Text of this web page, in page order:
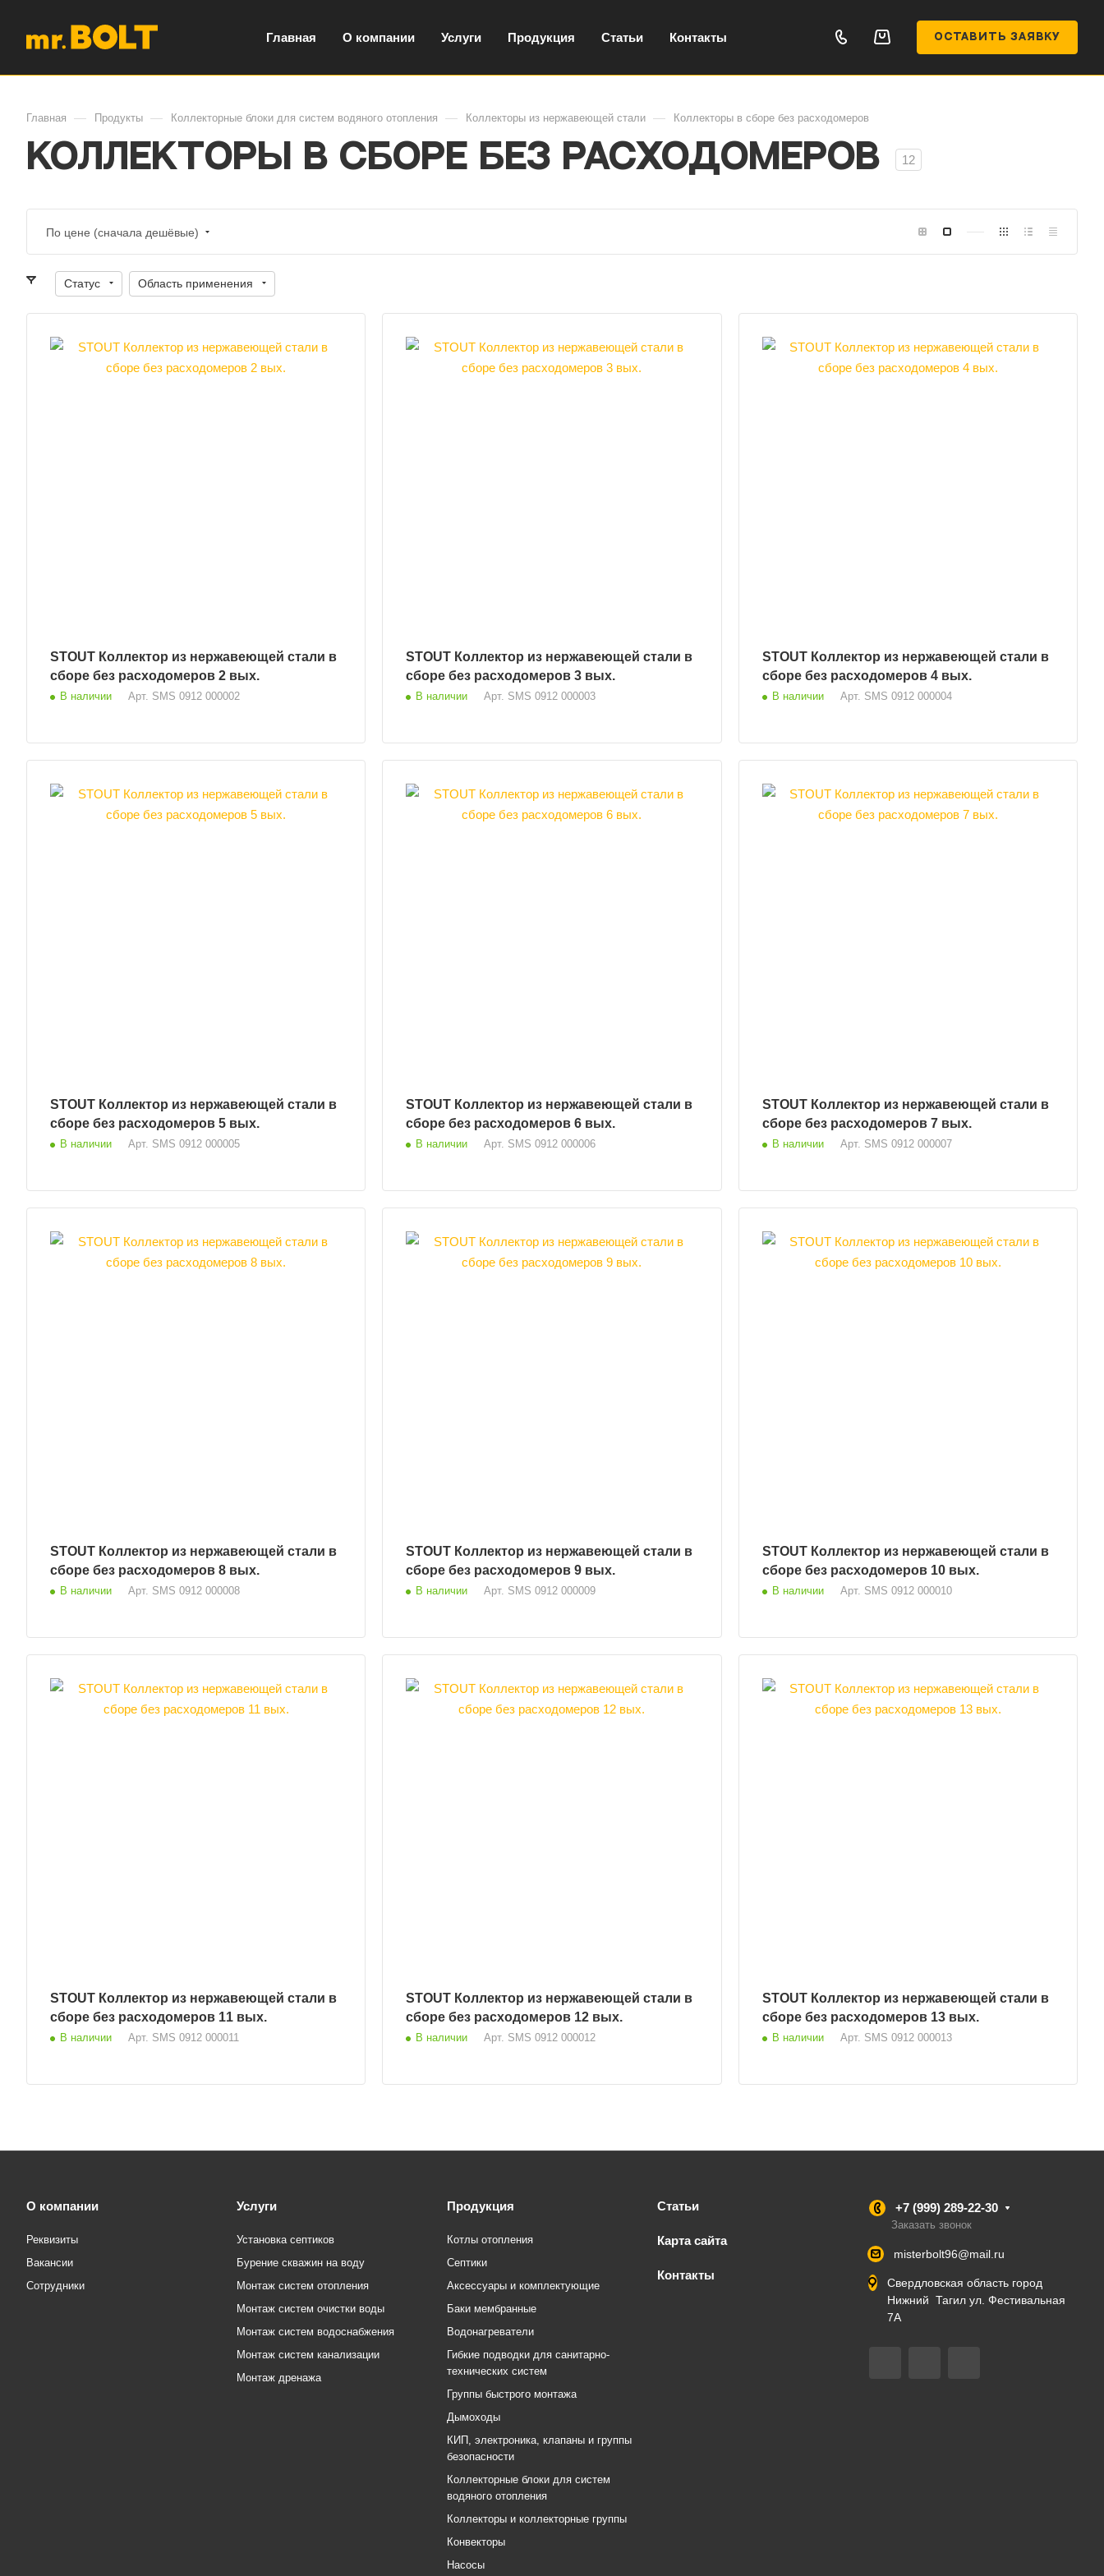
Главная О компании Услуги Продукция Статьи Контакты ОСТАВИТЬ ЗАЯВКУ
Главная — Продукты — Коллекторные блоки для систем водяного отопления — Коллекторы из нержавеющей стали — Коллекторы в сборе без расходомеров
Коллекторы в сборе без расходомеров 12
По цене (сначала дешёвые)
Статус Область применения
STOUT Коллектор из нержавеющей стали в
сборе без расходомеров 2 вых.
В наличии Арт. SMS 0912 000002
STOUT Коллектор из нержавеющей стали в
сборе без расходомеров 3 вых.
В наличии Арт. SMS 0912 000003
STOUT Коллектор из нержавеющей стали в
сборе без расходомеров 4 вых.
В наличии Арт. SMS 0912 000004
STOUT Коллектор из нержавеющей стали в
сборе без расходомеров 5 вых.
В наличии Арт. SMS 0912 000005
STOUT Коллектор из нержавеющей стали в
сборе без расходомеров 6 вых.
В наличии Арт. SMS 0912 000006
STOUT Коллектор из нержавеющей стали в
сборе без расходомеров 7 вых.
В наличии Арт. SMS 0912 000007
STOUT Коллектор из нержавеющей стали в
сборе без расходомеров 8 вых.
В наличии Арт. SMS 0912 000008
STOUT Коллектор из нержавеющей стали в
сборе без расходомеров 9 вых.
В наличии Арт. SMS 0912 000009
STOUT Коллектор из нержавеющей стали в
сборе без расходомеров 10 вых.
В наличии Арт. SMS 0912 000010
STOUT Коллектор из нержавеющей стали в
сборе без расходомеров 11 вых.
В наличии Арт. SMS 0912 000011
STOUT Коллектор из нержавеющей стали в
сборе без расходомеров 12 вых.
В наличии Арт. SMS 0912 000012
STOUT Коллектор из нержавеющей стали в
сборе без расходомеров 13 вых.
В наличии Арт. SMS 0912 000013
О компании
Реквизиты
Вакансии
Сотрудники
Услуги
Установка септиков
Бурение скважин на воду
Монтаж систем отопления
Монтаж систем очистки воды
Монтаж систем водоснабжения
Монтаж систем канализации
Монтаж дренажа
Продукция
Котлы отопления
Септики
Аксессуары и комплектующие
Баки мембранные
Водонагреватели
Гибкие подводки для санитарно-
технических систем
Группы быстрого монтажа
Дымоходы
КИП, электроника, клапаны и группы
безопасности
Коллекторные блоки для систем
водяного отопления
Коллекторы и коллекторные группы
Конвекторы
Насосы
Статьи
Карта сайта
Контакты
+7 (999) 289-22-30
Заказать звонок
misterbolt96@mail.ru
Свердловская область город
Нижний Тагил ул. Фестивальная
7А